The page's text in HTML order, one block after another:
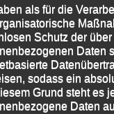
nach 38:37
Zett (LG Region
mit seiner
Region Landshut)
als für die
Schutz der
Daten
sodass ein
Grund steht es
Daten